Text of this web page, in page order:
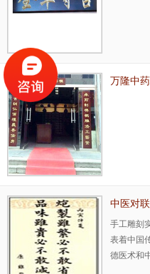
万隆中
中医对联
手工雕刻
表着中国
德医术和